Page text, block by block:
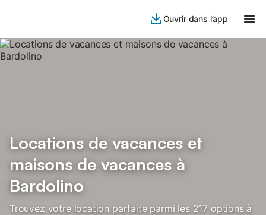
Ouvrir dans l’app
Locations de vacances et
maisons de vacances à
Bardolino
Trouvez votre location parfaite parmi les 217 options à